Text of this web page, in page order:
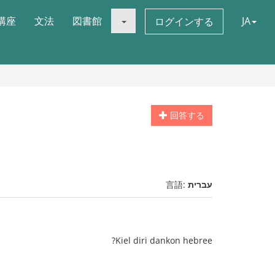
座 文法 図書館 ログインする JA
回答する
言語: עברית
Kiel diri dankon hebree?